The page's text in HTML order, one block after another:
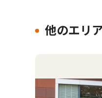
他のエリ